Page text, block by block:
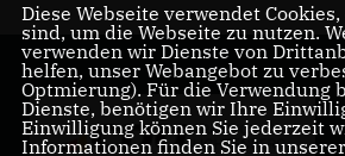
Diese Webseite verwendet
sind, um die Webseite zu nutzen.
verwenden wir Dienste von
helfen, unser Webangebot zu
Optmierung). Für die Verwendung
Dienste, benötigen wir Ihre
Einwilligung können Sie jederzeit
Informationen finden Sie in unserer